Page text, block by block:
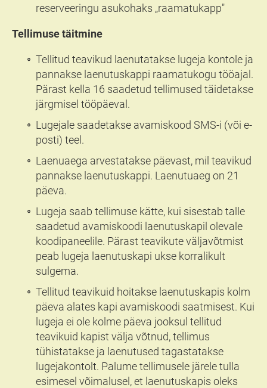
reserveeringu asukohaks „raamatukapp"
Tellimuse täitmine
Tellitud teavikud laenutatakse lugeja kontole ja
pannakse laenutuskappi raamatukogu tööajal.
Pärast kella 16 saadetud tellimused täidetakse
järgmisel tööpäeval.
Lugejale saadetakse avamiskood SMS-i (või e-
posti) teel.
Laenuaega arvestatakse päevast, mil teavikud
pannakse laenutuskappi. Laenutuaeg on 21
päeva.
Lugeja saab tellimuse kätte, kui sisestab talle
saadetud avamiskoodi laenutuskapil olevale
koodipaneelile. Pärast teavikute väljavõtmist
peab lugeja laenutuskapi ukse korralikult
sulgema.
Tellitud teavikuid hoitakse laenutuskapis kolm
päeva alates kapi avamiskoodi saatmisest. Kui
lugeja ei ole kolme päeva jooksul tellitud
teavikuid kapist välja võtnud, tellimus
tühistatakse ja laenutused tagastatakse
lugejakontolt. Palume tellimusele järele tulla
esimesel võimalusel, et laenutuskapis oleks